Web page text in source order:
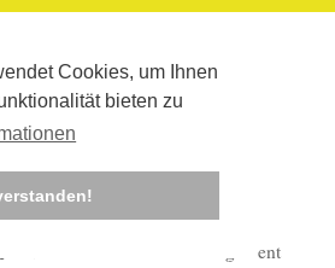
Cookies, um Ihnen
bieten zu
Corona-Management